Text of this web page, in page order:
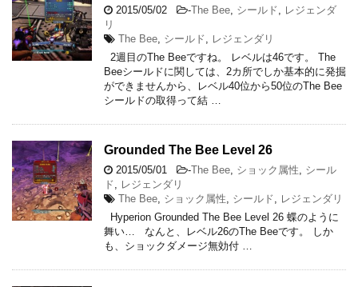
2015/05/02 -The Bee シールド
レジェンダ
リ
The Bee シールド
レジェンダリ
2週目のThe Beeですね。 レベルは46です。 The
Beeシールドに関しては、2カ所でしか基本的に発掘
ができませんから、レベル40位から50位のThe Bee
シールドの取得って結 …
Grounded The Bee Level 26
2015/05/01 -The Bee ショック属性
シール
ド
レジェンダリ
The Bee ショック属性 シールド
レジェンダリ
Hyperion Grounded The Bee Level 26 蝶のように
舞い… なんと、レベル26のThe Beeです。 しか
も、ショックダメージ無効付 …